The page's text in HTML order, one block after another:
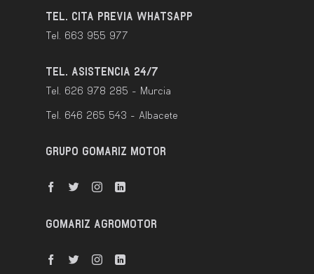
TEL. CITA PREVIA WHATSAPP
Tel. 663 955 977
TEL. ASISTENCIA 24/7
Tel. 626 978 285 - Murcia
Tel. 646 265 543 - Albacete
GRUPO GOMARIZ MOTOR
GOMARIZ AGROMOTOR